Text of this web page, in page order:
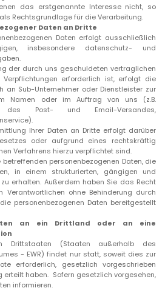
das erstgenannte Interesse nicht, so
als Rechtsgrundlage für die Verarbeitung.
Daten an Dritte
Daten erfolgt ausschließlich
insbesondere datenschutz- und
der durch uns geschuldeten vertraglichen
erforderlich ist, erfolgt die
an Sub-Unternehmer oder Dienstleister zur
Namen oder im Auftrag von uns (z.B.
des Post- und Email-Versandes,
Ihrer Daten an Dritte erfolgt darüber
oder aufgrund eines rechtskräftig
Verfahrens hierzu verpflichtet sind.
betreffenden personenbezogenen Daten, die
in einem strukturierten, gängigen und
erhalten. Außerdem haben Sie das Recht
Verantwortlichen ohne Behinderung durch
personenbezogenen Daten bereitgestellt
an ein Drittland oder an eine
Drittstaaten (Staaten außerhalb des
- EWR) findet nur statt, soweit dies zur
erforderlich, gesetzlich vorgeschrieben
erteilt haben. Sofern gesetzlich vorgesehen,
informieren.